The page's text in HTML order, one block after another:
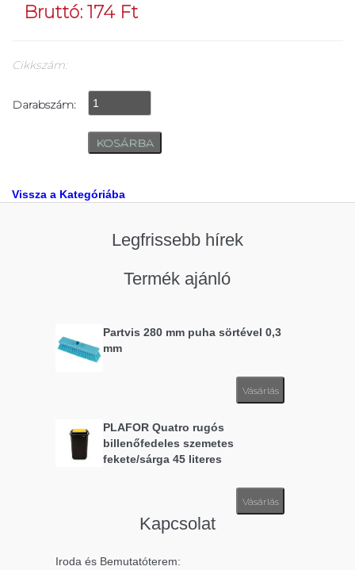
Bruttó: 174 Ft
Cikkszám:
Darabszám:
Vissza a Kategóriába
Legfrissebb hírek
Termék ajánló
Partvis 280 mm puha sörtével 0,3
mm
Vásárlás
PLAFOR Quatro rugós
billenőfedeles szemetes
fekete/sárga 45 literes
Vásárlás
Kapcsolat
Iroda és Bemutatóterem: